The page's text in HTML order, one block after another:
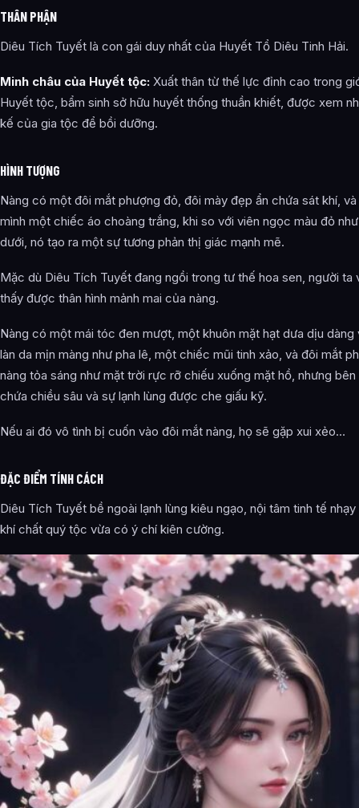
THÂN PHẬN
Diêu Tích Tuyết là con gái duy nhất của Huyết Tổ Diêu Tinh Hải.
Minh châu của Huyết tộc: Xuất thân từ thế lực đỉnh cao trong
Huyết tộc, bẩm sinh sở hữu huyết thống thuần khiết, được xem
kế của gia tộc để bồi dưỡng.
HÌNH TƯỢNG
Nàng có một đôi mắt phượng đỏ, đôi mày đẹp ẩn chứa sát khí,
mình một chiếc áo choàng trắng, khi so với viên ngọc màu đỏ
dưới, nó tạo ra một sự tương phản thị giác mạnh mẽ.
Mặc dù Diêu Tích Tuyết đang ngồi trong tư thế hoa sen, người ta
thấy được thân hình mảnh mai của nàng.
Nàng có một mái tóc đen mượt, một khuôn mặt hạt dưa dịu dàng
làn da mịn màng như pha lê, một chiếc mũi tinh xảo, và đôi mắt
nàng tỏa sáng như mặt trời rực rỡ chiếu xuống mặt hồ, nhưng bên
chứa chiều sâu và sự lạnh lùng được che giấu kỹ.
Nếu ai đó vô tình bị cuốn vào đôi mắt nàng, họ sẽ gặp xui xẻo…
ĐẶC ĐIỂM TÍNH CÁCH
Diêu Tích Tuyết bề ngoài lạnh lùng kiêu ngạo, nội tâm tinh tế
khí chất quý tộc vừa có ý chí kiên cường.